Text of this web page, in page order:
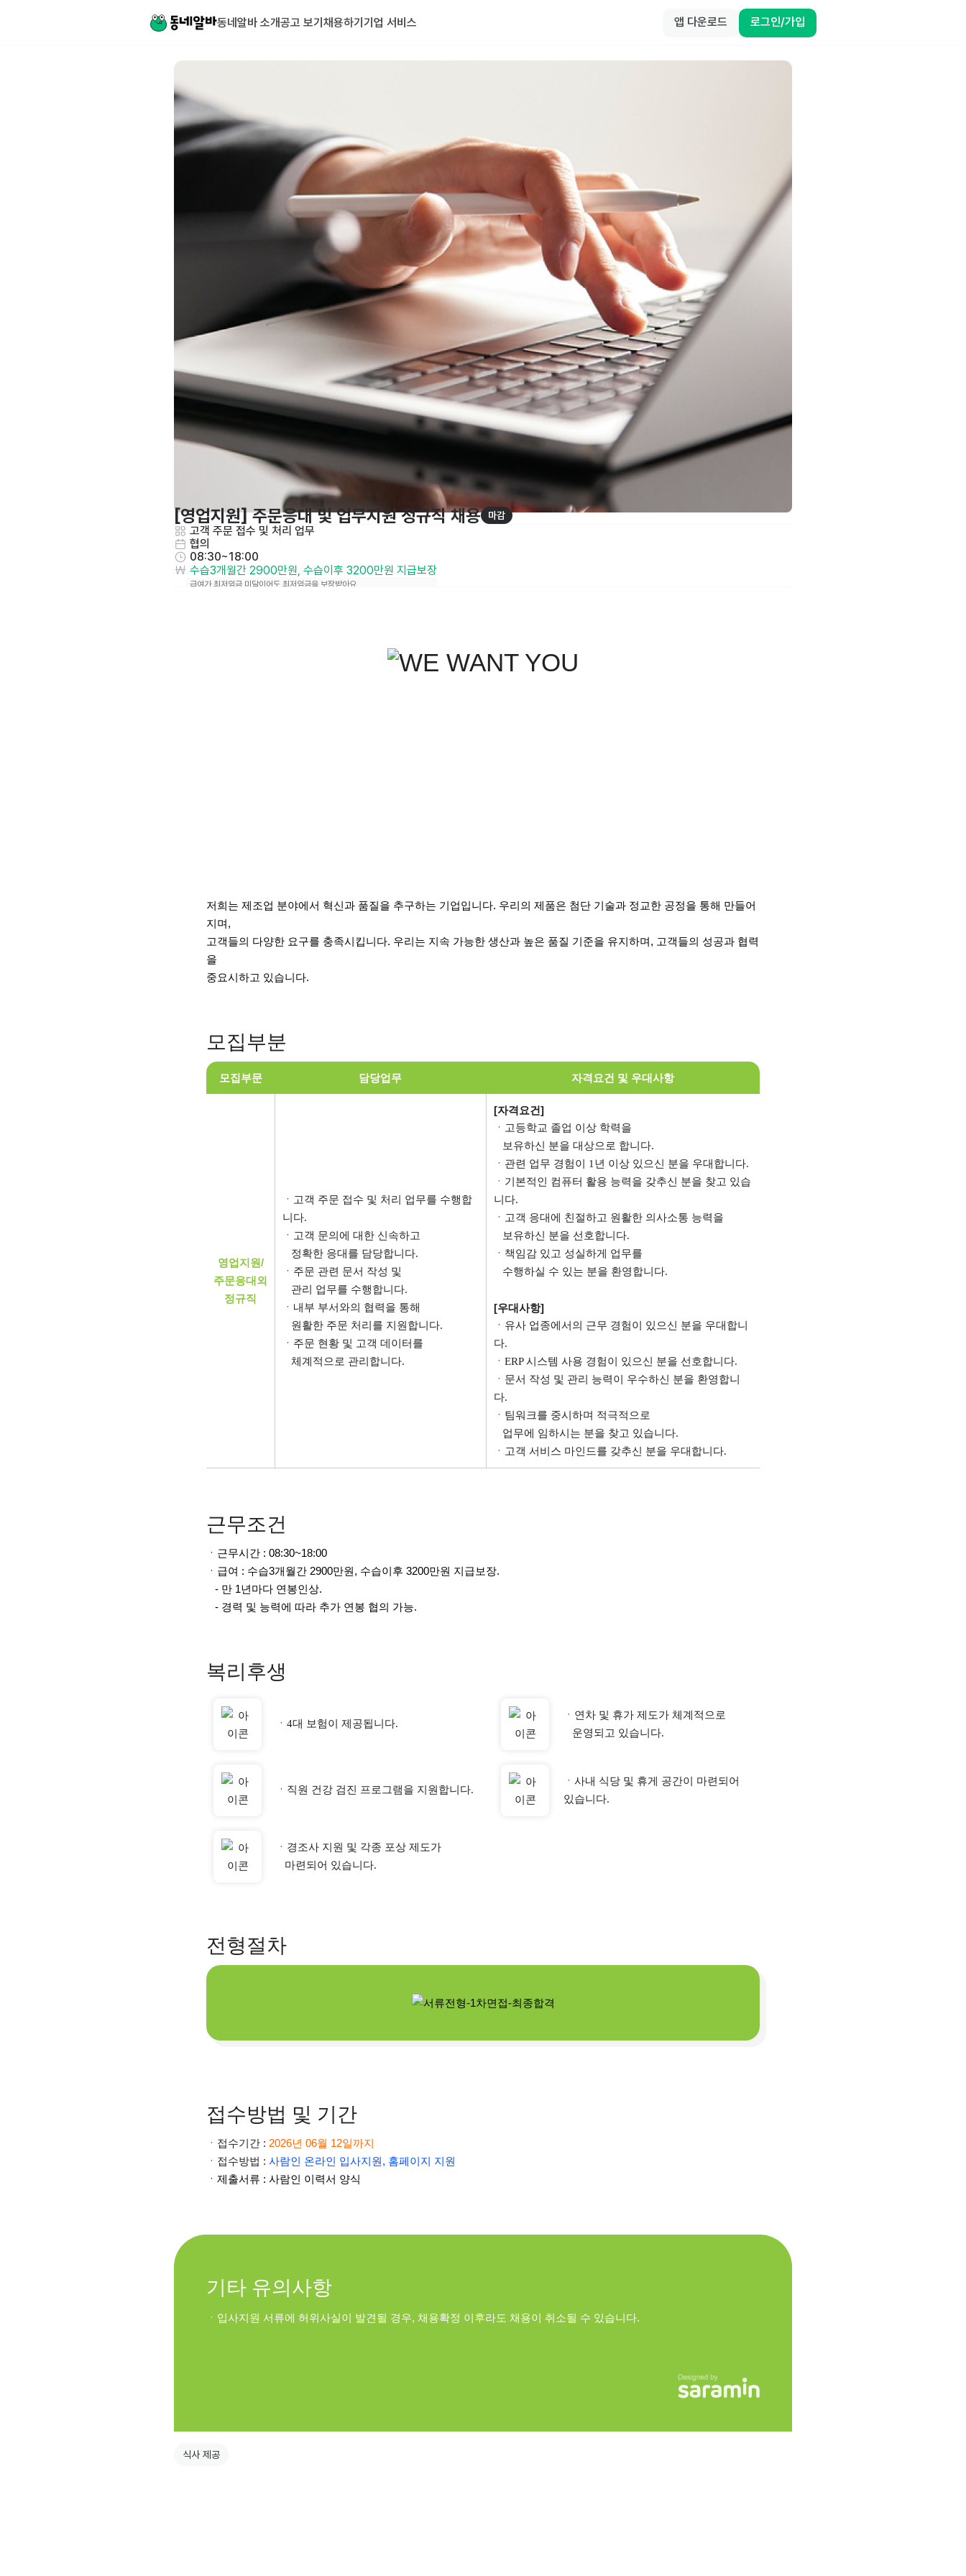
동네알바 소개공고 보기 채용하기 기업 서비스 앱 다운로드 로그인/가입
[영업지원] 주문응대 및 업무지원 정규직 채용 마감
고객 주문 접수 및 처리 업무
협의
08:30~18:00
수습3개월간 2900만원, 수습이후 3200만원 지급보장
급여가 최저임금 미달이어도 최저임금을 보장받아요
식사 제공